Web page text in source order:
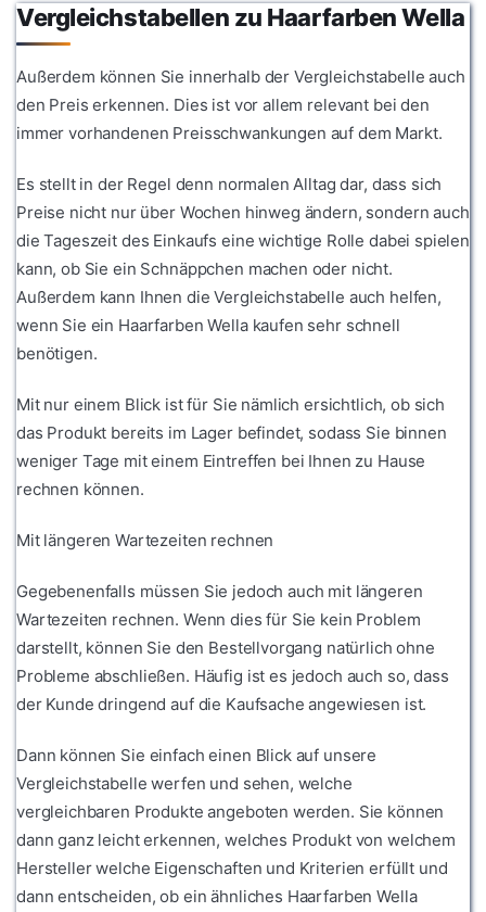
Vergleichstabellen zu Haarfarben Wella
Außerdem können Sie innerhalb der Vergleichstabelle auch
den Preis erkennen. Dies ist vor allem relevant bei den
immer vorhandenen Preisschwankungen auf dem Markt.
Es stellt in der Regel denn normalen Alltag dar, dass sich
Preise nicht nur über Wochen hinweg ändern, sondern auch
die Tageszeit des Einkaufs eine wichtige Rolle dabei spielen
kann, ob Sie ein Schnäppchen machen oder nicht.
Außerdem kann Ihnen die Vergleichstabelle auch helfen,
wenn Sie ein Haarfarben Wella kaufen sehr schnell
benötigen.
Mit nur einem Blick ist für Sie nämlich ersichtlich, ob sich
das Produkt bereits im Lager befindet, sodass Sie binnen
weniger Tage mit einem Eintreffen bei Ihnen zu Hause
rechnen können.
Mit längeren Wartezeiten rechnen
Gegebenenfalls müssen Sie jedoch auch mit längeren
Wartezeiten rechnen. Wenn dies für Sie kein Problem
darstellt, können Sie den Bestellvorgang natürlich ohne
Probleme abschließen. Häufig ist es jedoch auch so, dass
der Kunde dringend auf die Kaufsache angewiesen ist.
Dann können Sie einfach einen Blick auf unsere
Vergleichstabelle werfen und sehen, welche
vergleichbaren Produkte angeboten werden. Sie können
dann ganz leicht erkennen, welches Produkt von welchem
Hersteller welche Eigenschaften und Kriterien erfüllt und
dann entscheiden, ob ein ähnliches Haarfarben Wella